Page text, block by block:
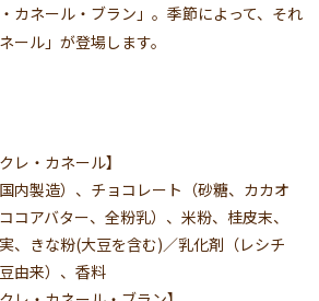
カネール・ブラン」。季節によって、それ
ール」が登場します。
レ・カネール】
内製造）、チョコレート（砂糖、カカオ
コアバター、全粉乳）、米粉、桂皮末、
、きな粉(大豆を含む)／乳化剤（レシチ
由来）、香料